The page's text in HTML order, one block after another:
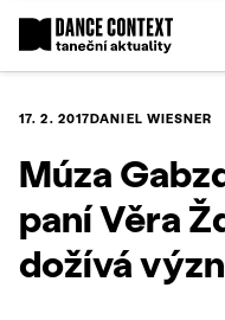
17. 2. 2017DANIEL WIESNER
Múza
paní Věra
dožívá